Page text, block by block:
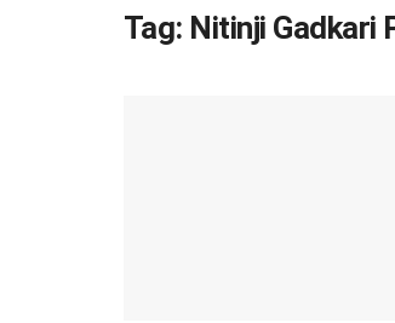
Tag: Nitinji Gadkari